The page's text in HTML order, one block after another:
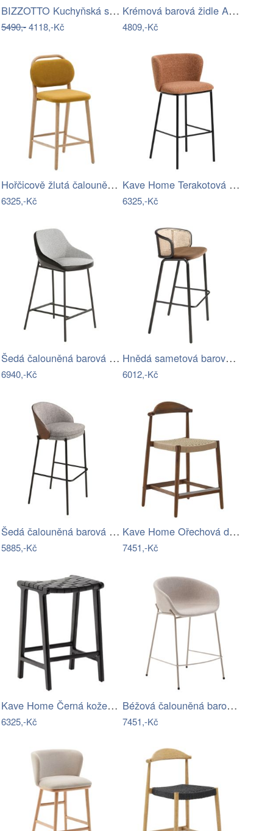
BIZZOTTO Kuchyňská stolička ANTARA…
5490,-4118,-Kč
Krémová barová židle Alice – Light &…
4809,-Kč
Hořčicově žlutá čalouněná barová židle…
6325,-Kč
Kave Home Terakotová barová židle…
6325,-Kč
Šedá čalouněná barová židle Angel Cerdá…
6940,-Kč
Hnědá sametová barová židle Angel Cerdá…
6012,-Kč
Šedá čalouněná barová židle Angel Cerdá…
5885,-Kč
Kave Home Ořechová dřevěná barová židle…
7451,-Kč
Kave Home Černá kožená barová židle…
6325,-Kč
Béžová čalouněná barová židle Kave Home…
7451,-Kč